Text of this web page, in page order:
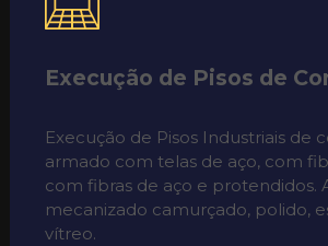
Execução de Pisos de
Execução de Pisos Industriais de
armado com telas de aço, com
com fibras de aço e protendidos.
mecanizado camurçado, polido,
vítreo.